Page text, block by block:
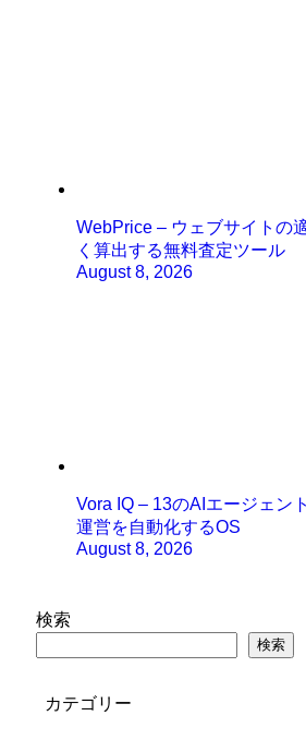
WebPrice – ウェブサイトの
く算出する無料査定ツール
August 8, 2026
Vora IQ – 13のAIエージェン
運営を自動化するOS
August 8, 2026
検索
検索
カテゴリー